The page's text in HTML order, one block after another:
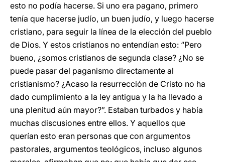
esto no podía hacerse. Si uno era pagano, primero
tenía que hacerse judío, un buen judío, y luego hacerse
cristiano, para seguir la línea de la elección del pueblo
de Dios. Y estos cristianos no entendían esto: “Pero
bueno, ¿somos cristianos de segunda clase? ¿No se
puede pasar del paganismo directamente al
cristianismo? ¿Acaso la resurrección de Cristo no ha
dado cumplimiento a la ley antigua y la ha llevado a
una plenitud aún mayor?”. Estaban turbados y había
muchas discusiones entre ellos. Y aquellos que
querían esto eran personas que con argumentos
pastorales, argumentos teológicos, incluso algunos